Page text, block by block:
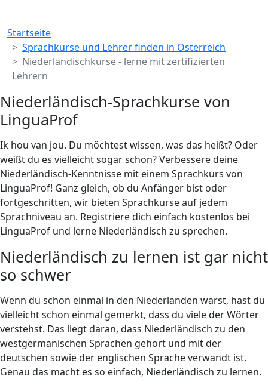
Breadcrumb
Startseite
Sprachkurse und Lehrer finden in Österreich
Niederländischkurse - lerne mit zertifizierten
Lehrern
Niederländisch-Sprachkurse von
LinguaProf
Ik hou van jou. Du möchtest wissen, was das heißt? Oder
weißt du es vielleicht sogar schon? Verbessere deine
Niederländisch-Kenntnisse mit einem Sprachkurs von
LinguaProf! Ganz gleich, ob du Anfänger bist oder
fortgeschritten, wir bieten Sprachkurse auf jedem
Sprachniveau an. Registriere dich einfach kostenlos bei
LinguaProf und lerne Niederländisch zu sprechen.
Niederländisch zu lernen ist gar nicht
so schwer
Wenn du schon einmal in den Niederlanden warst, hast du
vielleicht schon einmal gemerkt, dass du viele der Wörter
verstehst. Das liegt daran, dass Niederländisch zu den
westgermanischen Sprachen gehört und mit der
deutschen sowie der englischen Sprache verwandt ist.
Genau das macht es so einfach, Niederländisch zu lernen.